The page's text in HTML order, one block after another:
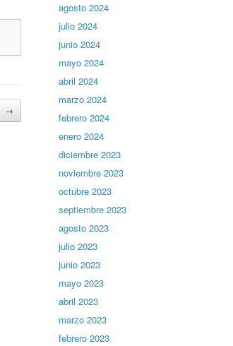
→
agosto 2024
julio 2024
junio 2024
mayo 2024
abril 2024
marzo 2024
febrero 2024
enero 2024
diciembre 2023
noviembre 2023
octubre 2023
septiembre 2023
agosto 2023
julio 2023
junio 2023
mayo 2023
abril 2023
marzo 2023
febrero 2023